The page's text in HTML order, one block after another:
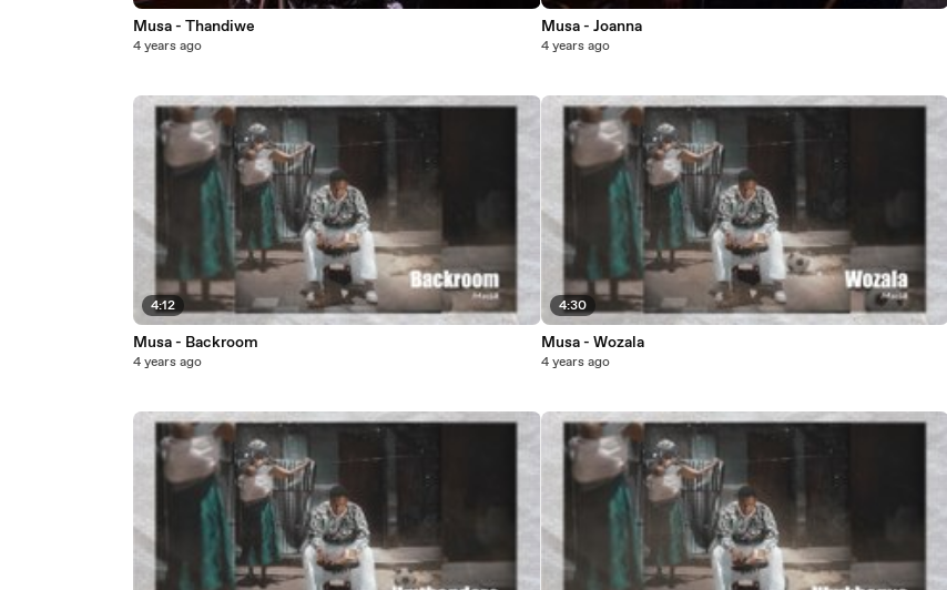
Musa - Thandiwe
4 years ago
4:12
Musa - Backroom
4 years ago
Musa - Joanna
4 years ago
4:30
Musa - Wozala
4 years ago